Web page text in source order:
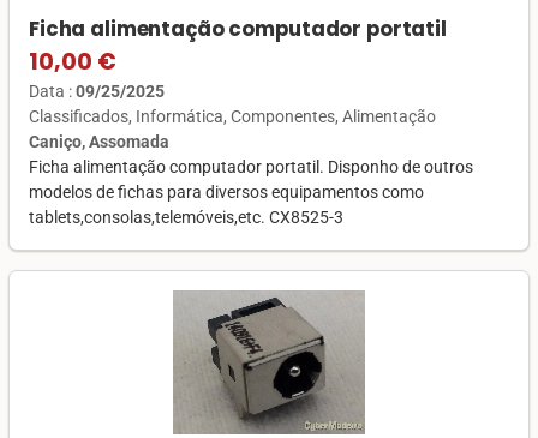
Ficha alimentação computador portatil
10,00 €
Data :09/25/2025
Classificados Informática Componentes Alimentação
Caniço, Assomada
Ficha alimentação computador portatil. Disponho de outros
modelos de fichas para diversos equipamentos como
tablets,consolas,telemóveis,etc. CX8525-3